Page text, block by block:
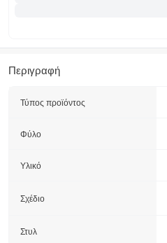
Περιγραφή
Τύπος προϊόντος
Φύλο
Υλικό
Σχέδιο
Στυλ